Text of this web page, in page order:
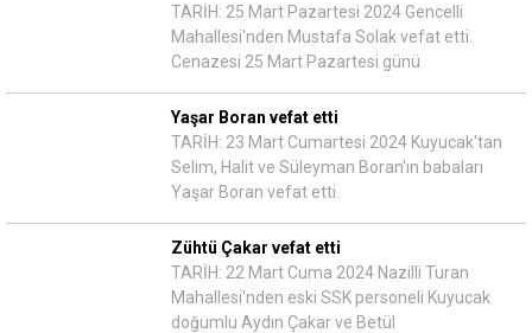
TARİH: 25 Mart Pazartesi 2024 Gencelli
Mahallesi'nden Mustafa Solak vefat etti.
Cenazesi 25 Mart Pazartesi günü
Yaşar Boran vefat etti
TARİH: 23 Mart Cumartesi 2024 Kuyucak'tan
Selim, Halit ve Süleyman Boran'ın babaları
Yaşar Boran vefat etti.
Zühtü Çakar vefat etti
TARİH: 22 Mart Cuma 2024 Nazilli Turan
Mahallesi'nden eski SSK personeli Kuyucak
doğumlu Aydın Çakar ve Betül